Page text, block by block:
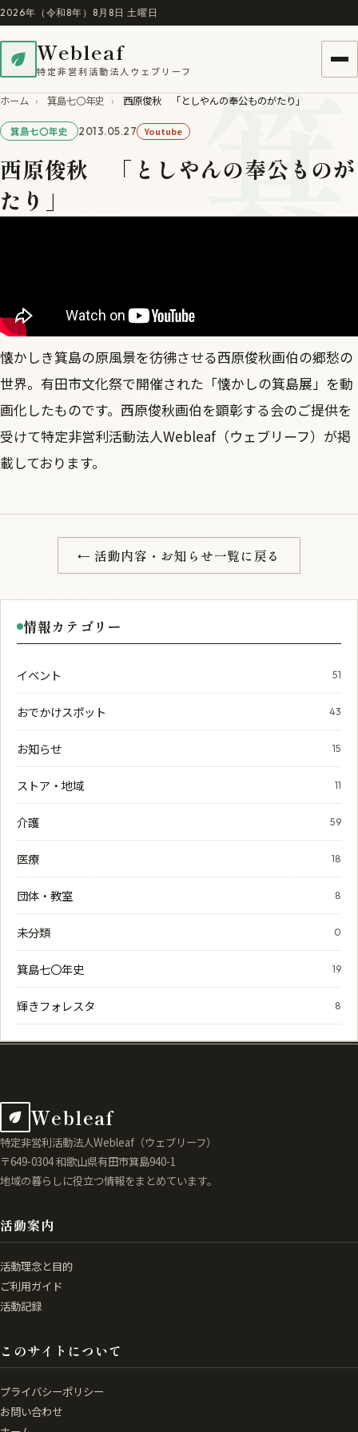
2026年（令和8年）8月8日 土曜日
Webleaf
特定非営利活動法人ウェブリーフ 箕
ホーム › 箕島七〇年史 › 西原俊秋 「としやんの奉公ものがたり」
箕島七〇年史 2013.05.27 Youtube
西原俊秋 「としやんの奉公ものが
たり」
懐かしき箕島の原風景を彷彿させる西原俊秋画伯の郷愁の
世界。有田市文化祭で開催された「懐かしの箕島展」を動
画化したものです。西原俊秋画伯を顕彰する会のご提供を
受けて特定非営利活動法人Webleaf（ウェブリーフ）が掲
載しております。
← 活動内容・お知らせ一覧に戻る
情報カテゴリー
イベント 51
おでかけスポット 43
お知らせ 15
ストア・地域 11
介護 59
医療 18
団体・教室 8
未分類 0
箕島七〇年史 19
輝きフォレスタ 8
Webleaf
特定非営利活動法人Webleaf（ウェブリーフ）
〒649-0304 和歌山県有田市箕島940-1
地域の暮らしに役立つ情報をまとめています。
活動案内
活動理念と目的
ご利用ガイド
活動記録
このサイトについて
プライバシーポリシー
お問い合わせ